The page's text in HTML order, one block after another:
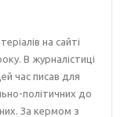
на сайті
В журналістиці
час писав для
політичних до
За кермом з